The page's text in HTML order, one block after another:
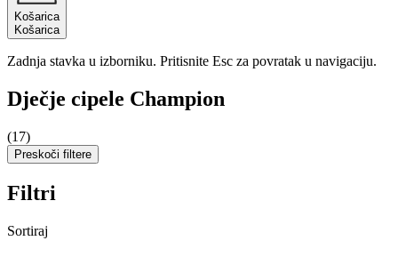
Košarica
Košarica
Zadnja stavka u izborniku. Pritisnite Esc za povratak u navigaciju.
Dječje cipele Champion
(17)
Preskoči filtere
Filtri
Sortiraj